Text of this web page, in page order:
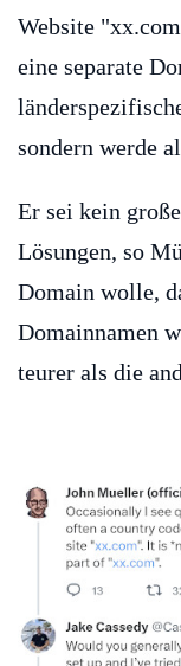
Website
eine separate
sondern werde
Er sei kein
Lösungen, so
Domain wolle,
Domainnamen
teurer als die